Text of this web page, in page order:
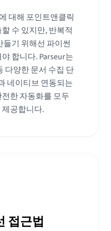
대해 포인트앤클릭
수 있지만, 반복적
기 위해선 파이썬
합니다. Parseur는
다양한 문서 수집 단
네이티브 연동되는
한 자동화를 모두
공합니다.
접근법